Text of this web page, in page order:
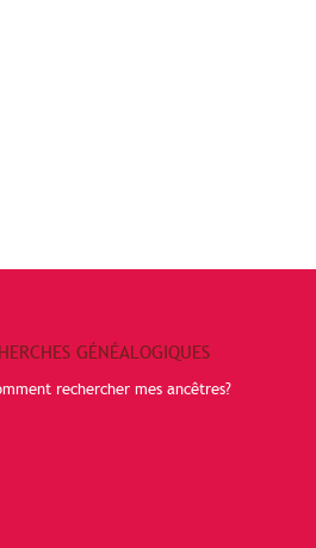
GÉNÉALOGIQUES
rechercher mes ancêtres?